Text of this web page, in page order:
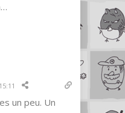
un peu. Un